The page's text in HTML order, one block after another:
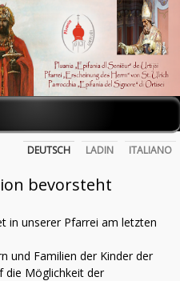
DEUTSCH LADIN ITALIANO
bevorsteht
in unserer Pfarrei am letzten
und Familien der Kinder der
die Möglichkeit der